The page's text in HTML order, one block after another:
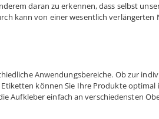
daran zu erkennen, dass selbst
kann von einer wesentlich verlängerten
Anwendungsbereiche. Ob zur
können Sie Ihre Produkte optimal
Aufkleber einfach an verschiedensten